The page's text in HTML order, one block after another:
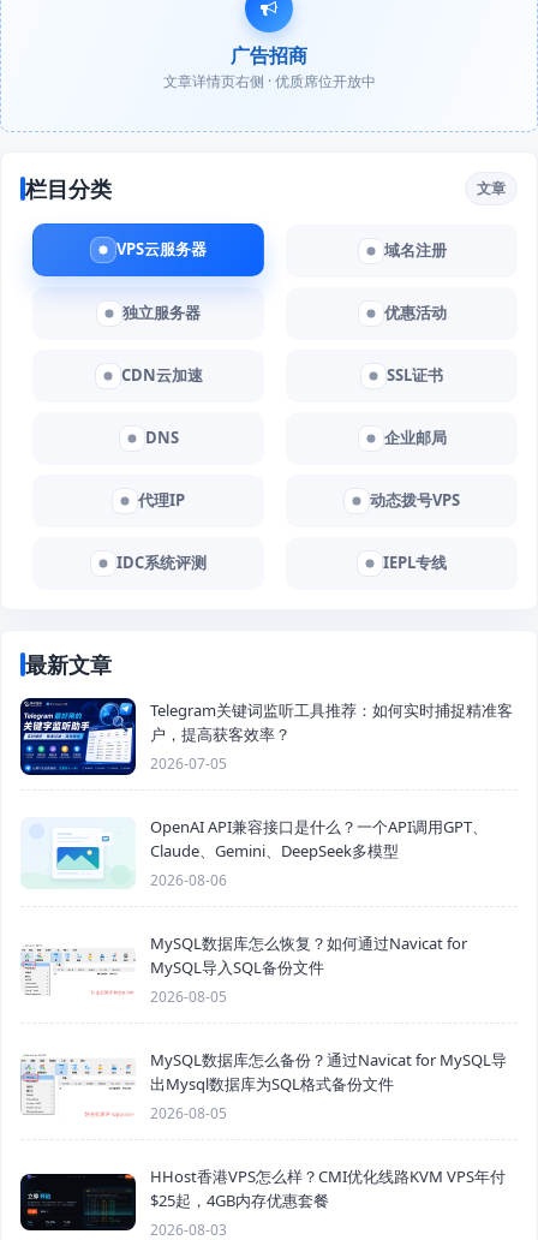
广告招商
文章详情页右侧 · 优质席位开放中
栏目分类 文章
VPS云服务器 域名注册
独立服务器 优惠活动
CDN云加速 SSL证书
DNS 企业邮局
代理IP 动态拨号VPS
IDC系统评测 IEPL专线
最新文章
Telegram关键词监听工具推荐：如何实时捕捉精准客
户，提高获客效率？
2026-07-05
OpenAI API兼容接口是什么？一个API调用GPT、
Claude、Gemini、DeepSeek多模型
2026-08-06
MySQL数据库怎么恢复？如何通过Navicat for
MySQL导入SQL备份文件
2026-08-05
MySQL数据库怎么备份？通过Navicat for MySQL导
出Mysql数据库为SQL格式备份文件
2026-08-05
HHost香港VPS怎么样？CMI优化线路KVM VPS年付
$25起，4GB内存优惠套餐
2026-08-03